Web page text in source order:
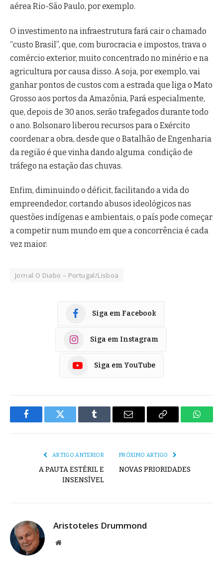
aérea Rio-São Paulo, por exemplo.
O investimento na infraestrutura fará cair o chamado
“custo Brasil”, que, com burocracia e impostos, trava o
comércio exterior, muito concentrado no minério e na
agricultura por causa disso. A soja, por exemplo, vai
ganhar pontos de custos com a estrada que liga o Mato
Grosso aos portos da Amazônia, Pará especialmente,
que, depois de 30 anos, serão trafegados durante todo
o ano. Bolsonaro liberou recursos para o Exército
coordenar a obra, desde que o Batalhão de Engenharia
da região é que vinha dando alguma condição de
tráfego na estação das chuvas.
Enfim, diminuindo o déficit, facilitando a vida do
empreendedor, cortando abusos ideológicos nas
questões indígenas e ambientais, o país pode começar
a competir num mundo em que a concorrência é cada
vez maior.
Jornal O Diabo – Portugal/Lisboa
Siga em Facebook
Siga em Instagram
Siga em YouTube
FacebookTwitter Tumblr
E-
Copiar
ARTIGO ANTERIOR
A PAUTA ESTÉRIL E
INSENSÍVEL
PRÓXIMO ARTIGO
NOVAS PRIORIDADES
Aristoteles Drummond
Site